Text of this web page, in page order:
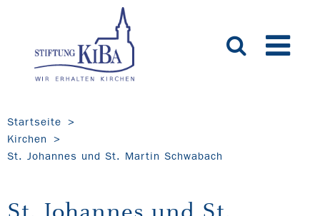
Startseite
Kirchen
St. Johannes und St. Martin Schwabach